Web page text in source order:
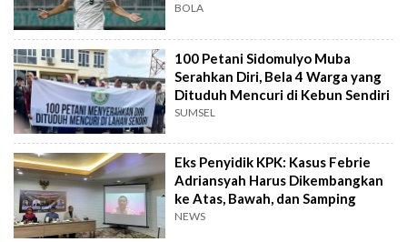
BOLA
100 Petani Sidomulyo Muba
Serahkan Diri, Bela 4 Warga yang
Dituduh Mencuri di Kebun Sendiri
SUMSEL
Eks Penyidik KPK: Kasus Febrie
Adriansyah Harus Dikembangkan
ke Atas, Bawah, dan Samping
NEWS